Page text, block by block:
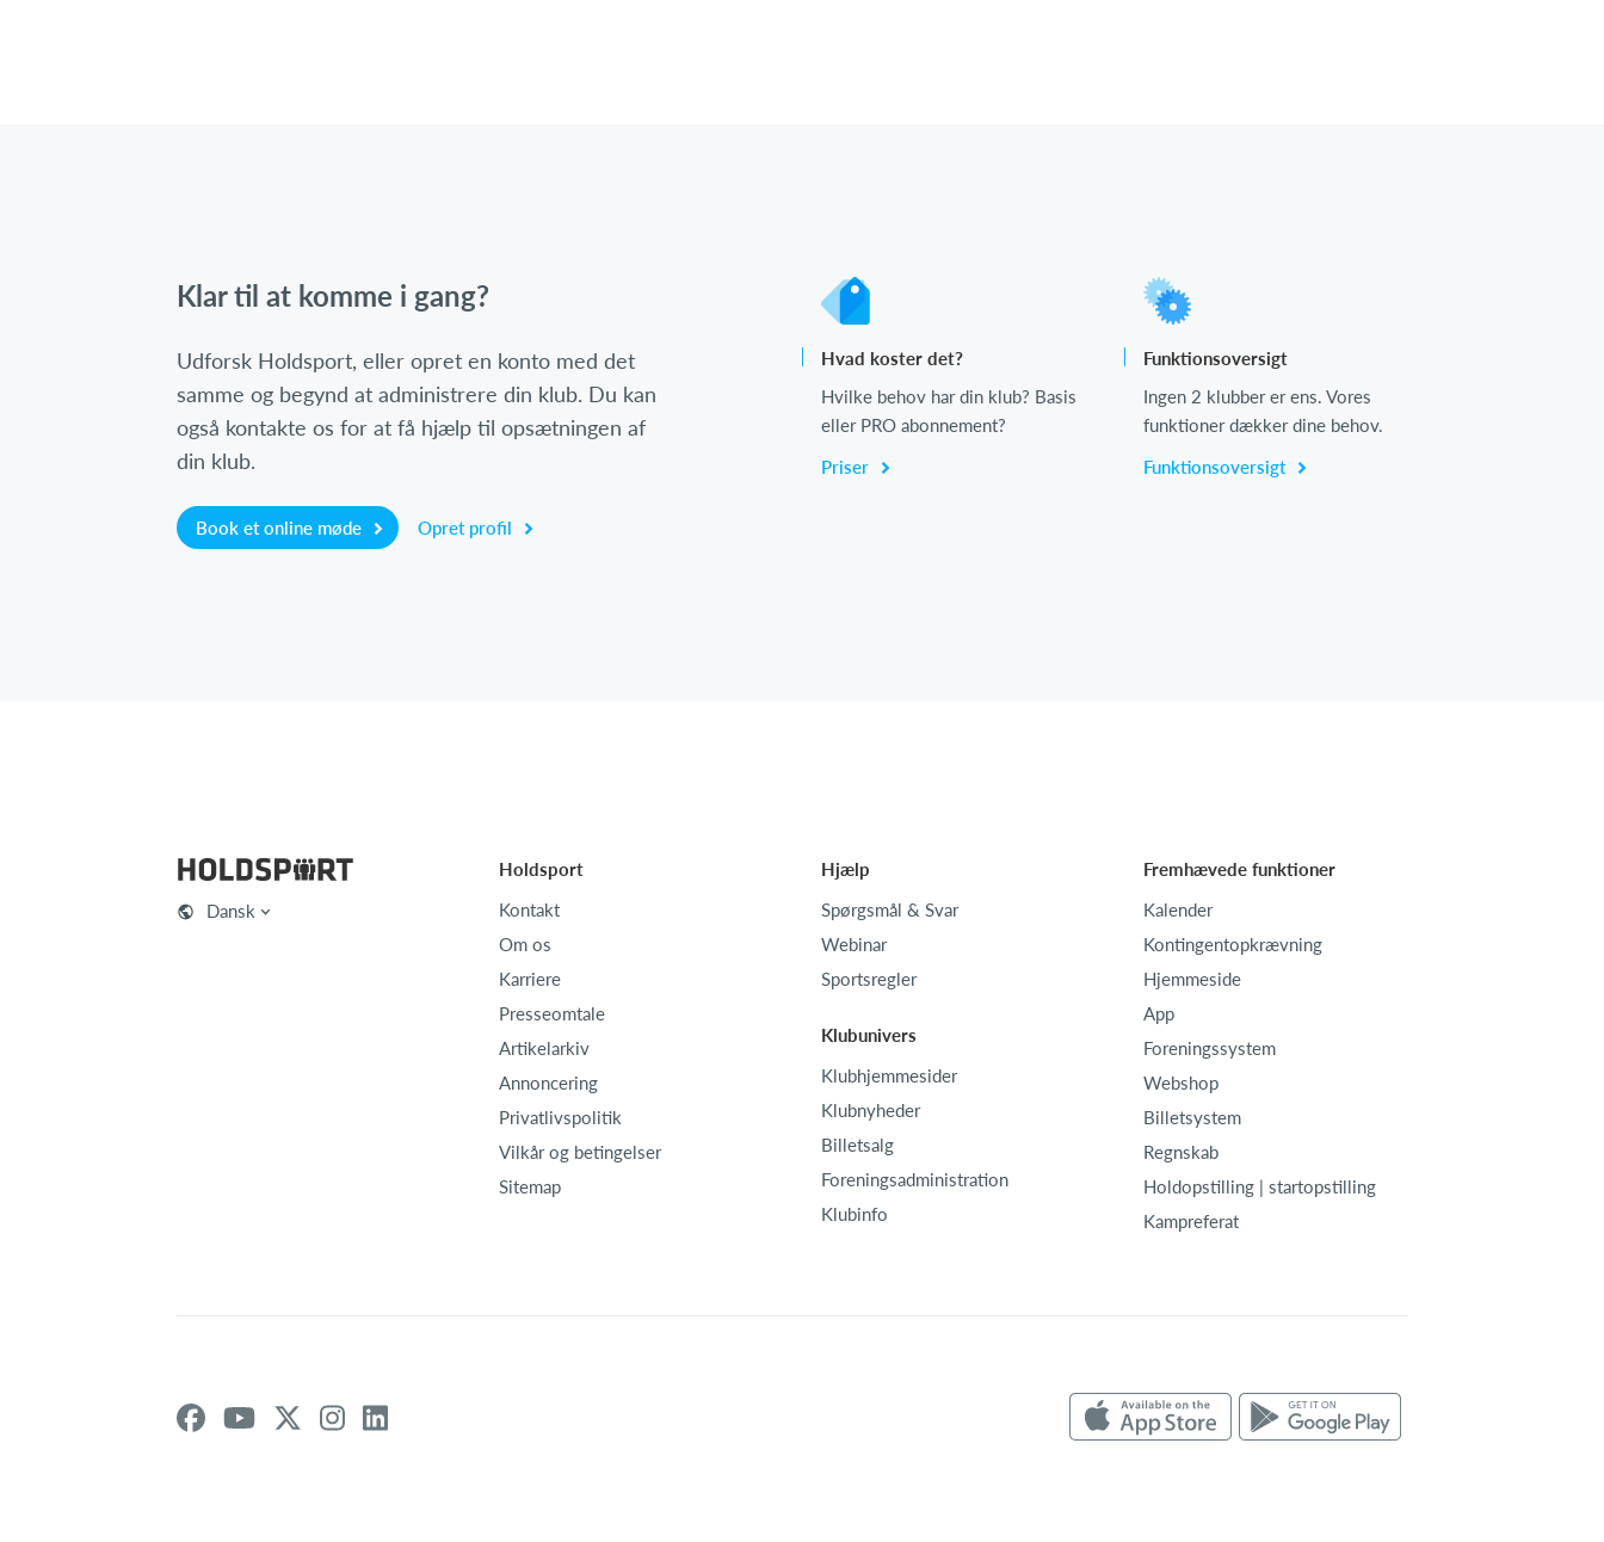
Klar til at komme i gang?
Udforsk Holdsport, eller opret en konto med det
samme og begynd at administrere din klub. Du kan
også kontakte os for at få hjælp til opsætningen af
din klub.
Book et online møde Opret profil
Hvad koster det?
Hvilke behov har din klub? Basis
eller PRO abonnement?
Priser
Funktionsoversigt
Ingen 2 klubber er ens. Vores
funktioner dækker dine behov.
Funktionsoversigt
Dansk
Holdsport
Kontakt
Om os
Karriere
Presseomtale
Artikelarkiv
Annoncering
Privatlivspolitik
Vilkår og betingelser
Sitemap
Hjælp
Spørgsmål & Svar
Webinar
Sportsregler
Klubunivers
Klubhjemmesider
Klubnyheder
Billetsalg
Foreningsadministration
Klubinfo
Fremhævede funktioner
Kalender
Kontingentopkrævning
Hjemmeside
App
Foreningssystem
Webshop
Billetsystem
Regnskab
Holdopstilling | startopstilling
Kampreferat